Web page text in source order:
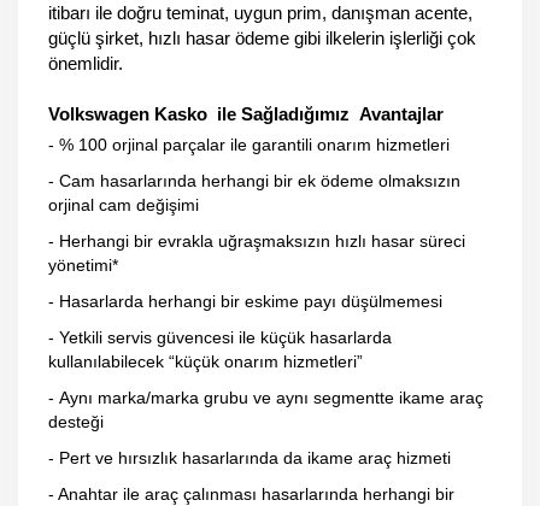
itibarı ile doğru teminat, uygun prim, danışman acente,
güçlü şirket, hızlı hasar ödeme gibi ilkelerin işlerliği çok
önemlidir.
Volkswagen Kasko ile Sağladığımız Avantajlar
- % 100 orjinal parçalar ile garantili onarım hizmetleri
- Cam hasarlarında herhangi bir ek ödeme olmaksızın
orjinal cam değişimi
- Herhangi bir evrakla uğraşmaksızın hızlı hasar süreci
yönetimi*
- Hasarlarda herhangi bir eskime payı düşülmemesi
- Yetkili servis güvencesi ile küçük hasarlarda
kullanılabilecek “küçük onarım hizmetleri”
- Aynı marka/marka grubu ve aynı segmentte ikame araç
desteği
- Pert ve hırsızlık hasarlarında da ikame araç hizmeti
- Anahtar ile araç çalınması hasarlarında herhangi bir